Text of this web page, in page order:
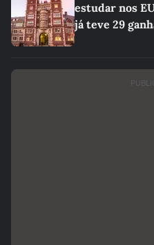
estudar nos
já teve 29